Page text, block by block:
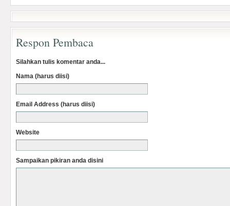
Respon Pembaca
Silahkan tulis komentar anda...
Nama (harus diisi)
Email Address (harus diisi)
Website
Sampaikan pikiran anda disini